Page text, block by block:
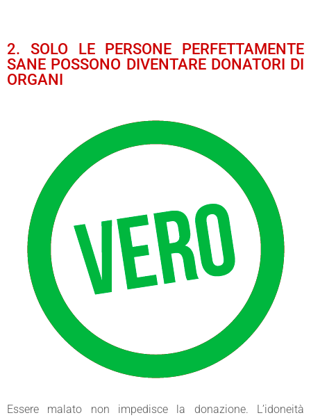
2. SOLO LE PERSONE PERFETTAMENTE
SANE POSSONO DIVENTARE DONATORI DI
ORGANI
Essere malato non impedisce la donazione. L’idoneità